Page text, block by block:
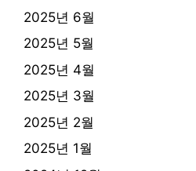
2025년 6월
2025년 5월
2025년 4월
2025년 3월
2025년 2월
2025년 1월